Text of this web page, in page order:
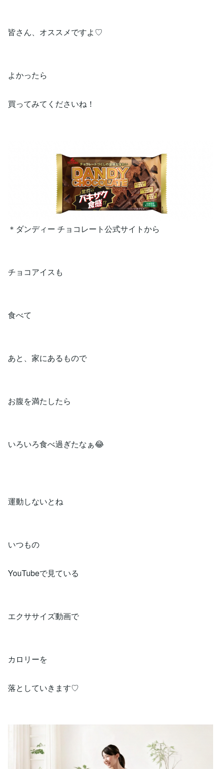
皆さん、オススメですよ♡
よかったら
買ってみてくださいね！
＊ダンディー チョコレート公式サイトから
チョコアイスも
食べて
あと、家にあるもので
お腹を満たしたら
いろいろ食べ過ぎたなぁ😂
運動しないとね
いつもの
YouTubeで見ている
エクササイズ動画で
カロリーを
落としていきます♡